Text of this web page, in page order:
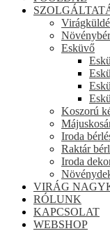
Esküvő
Koszorú
Iroda
Raktár
Iroda
VIRÁG
RÓLUNK
KAPCSOLAT
WEBSHOP